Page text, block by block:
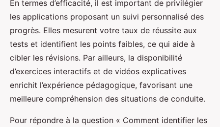
En termes d’efficacité, il est important de privilégier
les applications proposant un suivi personnalisé des
progrès. Elles mesurent votre taux de réussite aux
tests et identifient les points faibles, ce qui aide à
cibler les révisions. Par ailleurs, la disponibilité
d’exercices interactifs et de vidéos explicatives
enrichit l’expérience pédagogique, favorisant une
meilleure compréhension des situations de conduite.
Pour répondre à la question « Comment identifier les